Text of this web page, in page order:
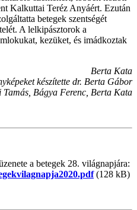
Kalkuttai Teréz Anyáért. Ezután
betegek szentségét
A lelkipásztorok a
kezüket, és imádkoztak
Berta Kata
készítette dr. Berta Gábor
Tamás, Bágya Ferenc, Berta Kata
a betegek 28. világnapjára:
(128 kB)